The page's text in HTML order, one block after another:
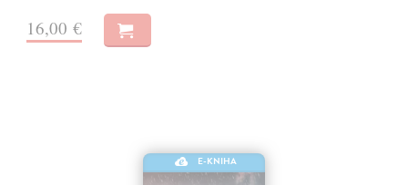
16,00 €
E-KNIHA